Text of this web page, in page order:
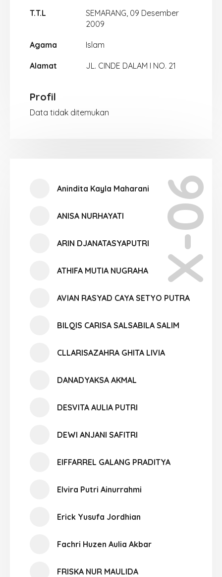
T.T.L
SEMARANG, 09 Desember
2009
Agama Islam
Alamat JL. CINDE DALAM I NO. 21
Profil
Data tidak ditemukan
X-06
Anindita Kayla Maharani
ANISA NURHAYATI
ARIN DJANATASYAPUTRI
ATHIFA MUTIA NUGRAHA
AVIAN RASYAD CAYA SETYO PUTRA
BILQIS CARISA SALSABILA SALIM
CLLARISAZAHRA GHITA LIVIA
DANADYAKSA AKMAL
DESVITA AULIA PUTRI
DEWI ANJANI SAFITRI
EIFFARREL GALANG PRADITYA
Elvira Putri Ainurrahmi
Erick Yusufa Jordhian
Fachri Huzen Aulia Akbar
FRISKA NUR MAULIDA